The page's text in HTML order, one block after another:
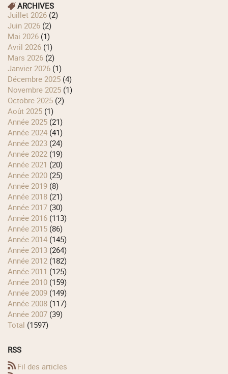
ARCHIVES
juillet 2026 (2)
juin 2026 (2)
mai 2026 (1)
avril 2026 (1)
mars 2026 (2)
janvier 2026 (1)
décembre 2025 (4)
novembre 2025 (1)
octobre 2025 (2)
août 2025 (1)
année 2025 (21)
année 2024 (41)
année 2023 (24)
année 2022 (19)
année 2021 (20)
année 2020 (25)
année 2019 (8)
année 2018 (21)
année 2017 (30)
année 2016 (113)
année 2015 (86)
année 2014 (145)
année 2013 (264)
année 2012 (182)
année 2011 (125)
année 2010 (159)
année 2009 (149)
année 2008 (117)
année 2007 (39)
total (1597)
RSS
Fil des articles